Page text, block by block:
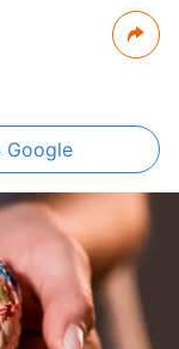
Google